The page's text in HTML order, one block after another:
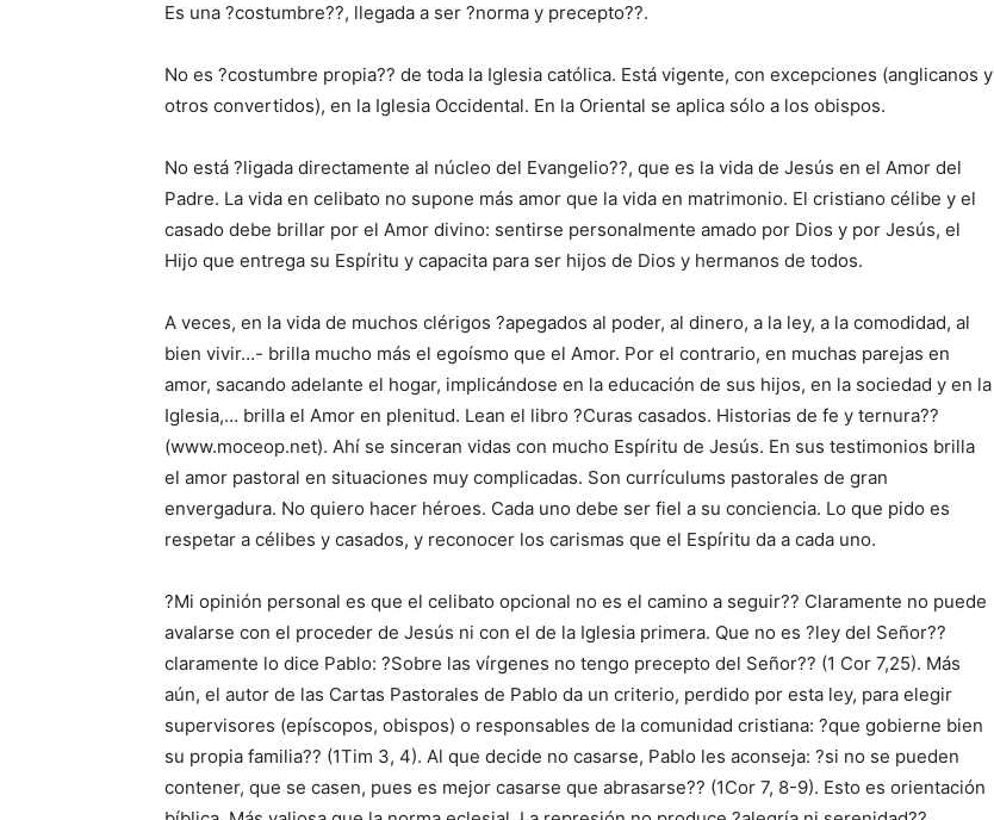
Es una ?costumbre??, llegada a ser ?norma y precepto??.
No es ?costumbre propia?? de toda la Iglesia católica. Está vigente, con excepciones (anglicanos y
otros convertidos), en la Iglesia Occidental. En la Oriental se aplica sólo a los obispos.
No está ?ligada directamente al núcleo del Evangelio??, que es la vida de Jesús en el Amor del
Padre. La vida en celibato no supone más amor que la vida en matrimonio. El cristiano célibe y el
casado debe brillar por el Amor divino: sentirse personalmente amado por Dios y por Jesús, el
Hijo que entrega su Espíritu y capacita para ser hijos de Dios y hermanos de todos.
A veces, en la vida de muchos clérigos ?apegados al poder, al dinero, a la ley, a la comodidad, al
bien vivir…- brilla mucho más el egoísmo que el Amor. Por el contrario, en muchas parejas en
amor, sacando adelante el hogar, implicándose en la educación de sus hijos, en la sociedad y en la
Iglesia,… brilla el Amor en plenitud. Lean el libro ?Curas casados. Historias de fe y ternura??
(www.moceop.net). Ahí se sinceran vidas con mucho Espíritu de Jesús. En sus testimonios brilla
el amor pastoral en situaciones muy complicadas. Son currículums pastorales de gran
envergadura. No quiero hacer héroes. Cada uno debe ser fiel a su conciencia. Lo que pido es
respetar a célibes y casados, y reconocer los carismas que el Espíritu da a cada uno.
?Mi opinión personal es que el celibato opcional no es el camino a seguir?? Claramente no puede
avalarse con el proceder de Jesús ni con el de la Iglesia primera. Que no es ?ley del Señor??
claramente lo dice Pablo: ?Sobre las vírgenes no tengo precepto del Señor?? (1 Cor 7,25). Más
aún, el autor de las Cartas Pastorales de Pablo da un criterio, perdido por esta ley, para elegir
supervisores (epíscopos, obispos) o responsables de la comunidad cristiana: ?que gobierne bien
su propia familia?? (1Tim 3, 4). Al que decide no casarse, Pablo les aconseja: ?si no se pueden
contener, que se casen, pues es mejor casarse que abrasarse?? (1Cor 7, 8-9). Esto es orientación